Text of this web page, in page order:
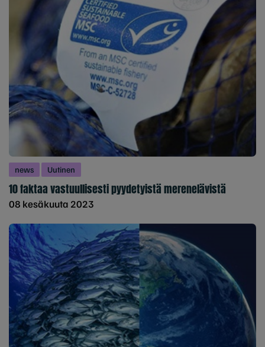
news Uutinen
10 faktaa vastuullisesti pyydetyistä merenelävistä
08 kesäkuuta 2023